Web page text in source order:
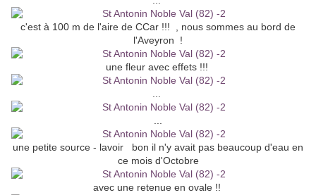
c'est à 100 m de l'aire de CCar !!! , nous sommes au bord de
l'Aveyron !
une fleur avec effets !!!
une petite source - lavoir bon il n'y avait pas beaucoup d'eau en
ce mois d'Octobre
avec une retenue en ovale !!